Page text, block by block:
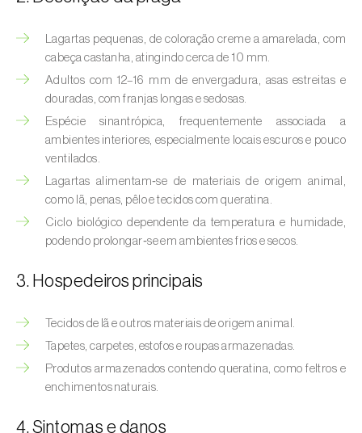
(Hyalopterus pruni )
Afídeo-lanígero-das-macieiras ( Eriosoma
lanigerum)
Afídeo-negro-do-feijão (Aphis fabae
Afídeo-negro-do-pessegueiro
Brachycaudus persicae
Afídeo-verde (Myzus persicae)
Afídeo-verde-da-ameixeira (Brachycaudus
helichrysi )
Afídeo-verde-da-amendoeira
Aphis pomi
Afídeo-verde-dos-citrinos (Aphis
spiraecola)
Afídeos
Lagartas pequenas, de coloração creme a amarelada, com
cabeça castanha, atingindo cerca de 10 mm.
Adultos com 12–16 mm de envergadura, asas estreitas e
douradas, com franjas longas e sedosas.
Espécie sinantrópica, frequentemente associada a
ambientes interiores, especialmente locais escuros e pouco
ventilados.
Lagartas alimentam‑se de materiais de origem animal,
como lã, penas, pêlo e tecidos com queratina.
Ciclo biológico dependente da temperatura e humidade,
podendo prolongar‑se em ambientes frios e secos.
3. Hospedeiros principais
Tecidos de lã e outros materiais de origem animal.
Tapetes, carpetes, estofos e roupas armazenadas.
Produtos armazenados contendo queratina, como feltros e
enchimentos naturais.
4. Sintomas e danos